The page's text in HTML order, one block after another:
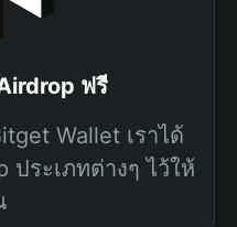
ฟรี
Wallet เราได้
ประเภทต่างๆ ไว้ให้